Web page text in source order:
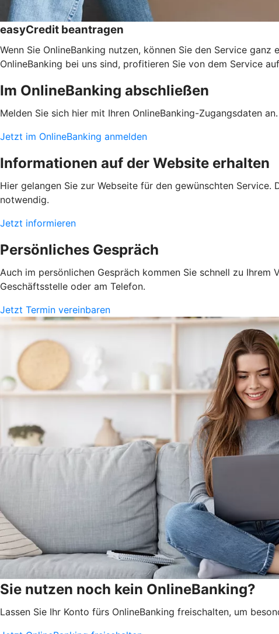
easyCredit beantragen
Wenn Sie OnlineBanking nutzen, können Sie den Service
OnlineBanking bei uns sind, profitieren Sie von dem Service
Im OnlineBanking abschließen
Melden Sie sich hier mit Ihren OnlineBanking-Zugangsdaten
Jetzt im OnlineBanking anmelden
Informationen auf der Website erhalten
Hier gelangen Sie zur Webseite für den gewünschten
notwendig.
Jetzt informieren
Persönliches Gespräch
Auch im persönlichen Gespräch kommen Sie schnell zu
Geschäftsstelle oder am Telefon.
Jetzt Termin vereinbaren
Sie nutzen noch kein OnlineBanking?
Lassen Sie Ihr Konto fürs OnlineBanking freischalten, um